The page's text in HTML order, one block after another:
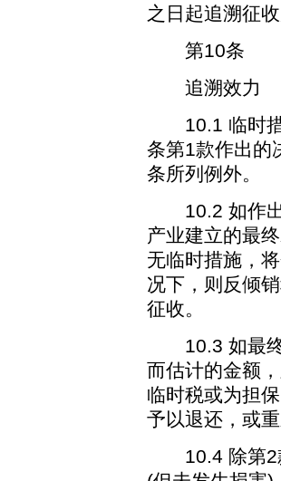
之日起追溯征
第10条
追溯效力
10.1 临时措
条第1款作出的
条所列例外。
10.2 如作出
产业建立的最
无临时措施，
况下，则反倾
征收。
10.3 如最终
而估计的金额
临时税或为担
予以退还，或
10.4 除第2款